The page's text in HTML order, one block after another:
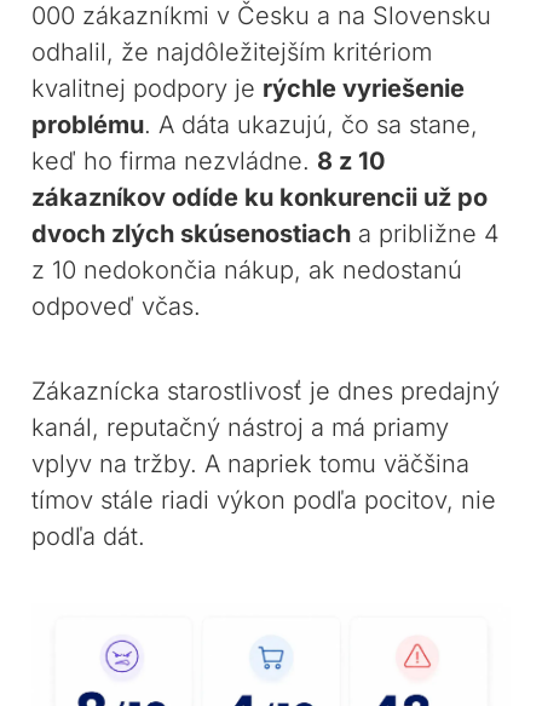
000 zákazníkmi v Česku a na Slovensku
odhalil, že najdôležitejším kritériom
kvalitnej podpory je rýchle vyriešenie
problému. A dáta ukazujú, čo sa stane,
keď ho firma nezvládne. 8 z 10
zákazníkov odíde ku konkurencii už po
dvoch zlých skúsenostiach a približne 4
z 10 nedokončia nákup, ak nedostanú
odpoveď včas.
Zákaznícka starostlivosť je dnes predajný
kanál, reputačný nástroj a má priamy
vplyv na tržby. A napriek tomu väčšina
tímov stále riadi výkon podľa pocitov, nie
podľa dát.